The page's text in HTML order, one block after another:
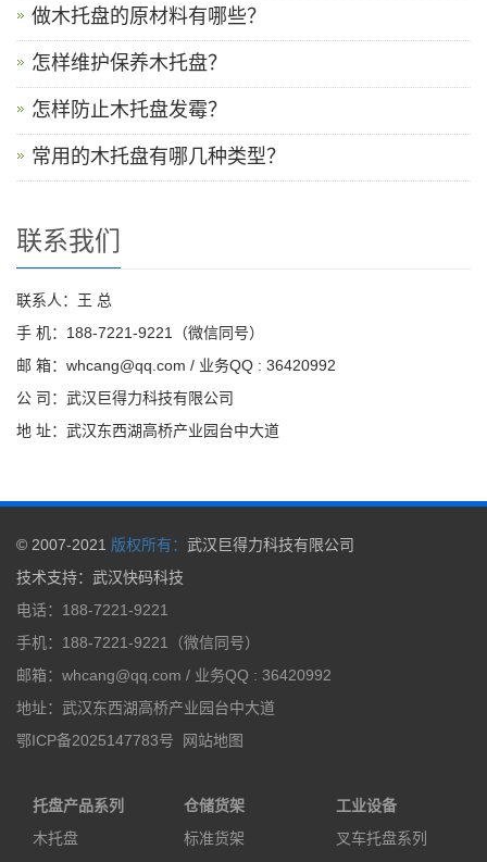
做木托盘的原材料有哪些？
怎样维护保养木托盘？
怎样防止木托盘发霉？
常用的木托盘有哪几种类型？
联系我们
联系人：王 总
手 机：188-7221-9221（微信同号）
邮 箱：whcang@qq.com / 业务QQ : 36420992
公 司：武汉巨得力科技有限公司
地 址：武汉东西湖高桥产业园台中大道
© 2007-2021 版权所有： 武汉巨得力科技有限公司
技术支持： 武汉快码科技
电话：188-7221-9221
手机：188-7221-9221（微信同号）
邮箱：whcang@qq.com / 业务QQ : 36420992
地址：武汉东西湖高桥产业园台中大道
鄂ICP备2025147783号
网站地图
托盘产品系列
木托盘
仓储货架
标准货架
工业设备
叉车托盘系列